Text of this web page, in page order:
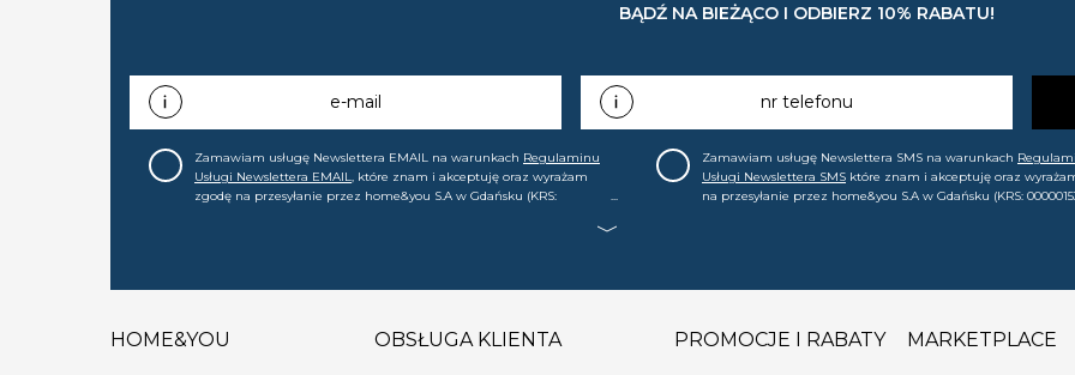
BĄDŹ NA BIEŻĄCO I ODBIERZ 10% RABATU!
e-mail
Zamawiam usługę Newslettera EMAIL na warunkach Regulaminu
Usługi Newslettera EMAIL, które znam i akceptuję oraz wyrażam
zgodę na przesyłanie przez home&you S.A w Gdańsku (KRS:
nowościach, ofertach, promocjach, wyprzedażach). Wiem, że mogę tę
nr telefonu
Zamawiam usługę Newslettera SMS na warunkach
Usługi Newslettera SMS które znam i akceptuję oraz
na przesyłanie przez home&you S.A w Gdańsku (KRS:
promocjach, wyprzedażach). Wiem, że mogę tę zgodę w
HOME&YOU OBSŁUGA KLIENTA PROMOCJE I RABATY MARKETPLACE